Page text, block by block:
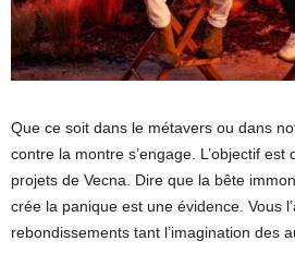
Que ce soit dans le métavers ou dans
contre la montre s’engage. L’objectif
projets de Vecna. Dire que la bête
crée la panique est une évidence. Vous
rebondissements tant l’imagination des